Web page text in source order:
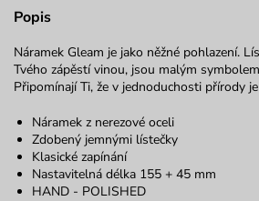
Popis
Náramek Gleam je jako něžné pohlazení.
Tvého zápěstí vinou, jsou malým
Připomínají Ti, že v jednoduchosti přírody
Náramek z nerezové oceli
Zdobený jemnými lístečky
Klasické zapínání
Nastavitelná délka 155 + 45 mm
HAND - POLISHED